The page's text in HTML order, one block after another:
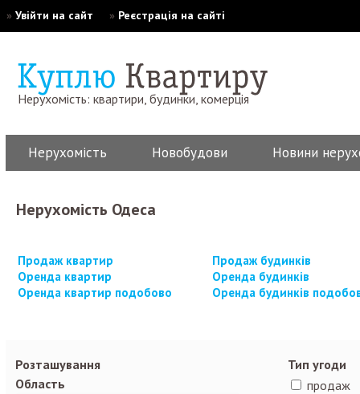
» Увійти на сайт » Реєстрація на сайті
Нерухомість: квартири, будинки, комерція
Нерухомість Новобудови Новини
Нерухомість Одеса
Продаж квартир
Оренда квартир
Оренда квартир подобово
Продаж будинків
Оренда будинків
Оренда будинків
Розташування
Область
Тип угоди
продаж